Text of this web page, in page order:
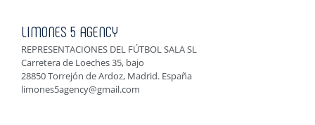
LIMONES 5 AGENCY
REPRESENTACIONES DEL FÚTBOL SALA SL
Carretera de Loeches 35, bajo
28850 Torrejón de Ardoz, Madrid. España
limones5agency@gmail.com